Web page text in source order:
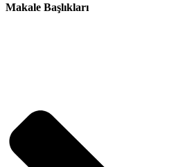
Makale Başlıkları